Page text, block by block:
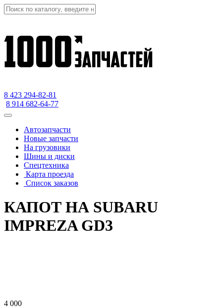
8 423 294-82-81
8 914 682-64-77
Автозапчасти
Новые запчасти
На грузовики
Шины и диски
Спецтехника
Карта проезда
Список заказов
КАПОТ НА SUBARU
IMPREZA GD3
4 000